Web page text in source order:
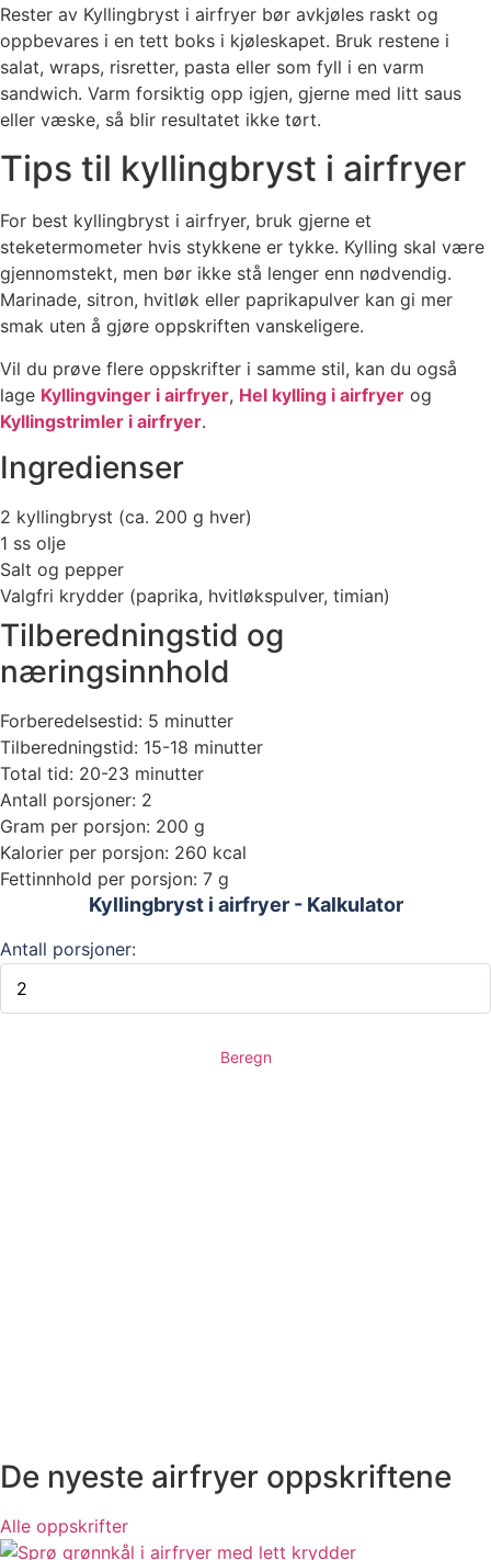
Rester av Kyllingbryst i airfryer bør avkjøles raskt og
oppbevares i en tett boks i kjøleskapet. Bruk restene i
salat, wraps, risretter, pasta eller som fyll i en varm
sandwich. Varm forsiktig opp igjen, gjerne med litt saus
eller væske, så blir resultatet ikke tørt.
Tips til kyllingbryst i airfryer
For best kyllingbryst i airfryer, bruk gjerne et
steketermometer hvis stykkene er tykke. Kylling skal være
gjennomstekt, men bør ikke stå lenger enn nødvendig.
Marinade, sitron, hvitløk eller paprikapulver kan gi mer
smak uten å gjøre oppskriften vanskeligere.
Vil du prøve flere oppskrifter i samme stil, kan du også
lage Kyllingvinger i airfryer, Hel kylling i airfryer og
Kyllingstrimler i airfryer.
Ingredienser
2 kyllingbryst (ca. 200 g hver)
1 ss olje
Salt og pepper
Valgfri krydder (paprika, hvitløkspulver, timian)
Tilberedningstid og
næringsinnhold
Forberedelsestid: 5 minutter
Tilberedningstid: 15-18 minutter
Total tid: 20-23 minutter
Antall porsjoner: 2
Gram per porsjon: 200 g
Kalorier per porsjon: 260 kcal
Fettinnhold per porsjon: 7 g
Kyllingbryst i airfryer - Kalkulator
Antall porsjoner:
Beregn
De nyeste airfryer oppskriftene
Alle oppskrifter